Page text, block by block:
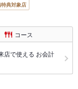
典対象店
コース
店で使える お会計